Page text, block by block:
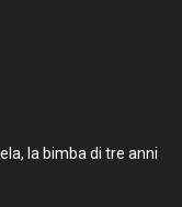
la bimba di tre anni